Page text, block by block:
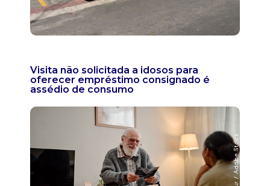
Visita não solicitada a idosos para
oferecer empréstimo consignado é
assédio de consumo